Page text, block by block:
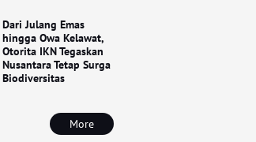
Dari Julang Emas
hingga Owa Kelawat,
Otorita IKN Tegaskan
Nusantara Tetap Surga
Biodiversitas
More